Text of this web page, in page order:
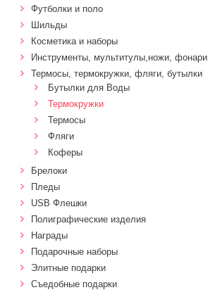
Футболки и поло
Шильды
Косметика и наборы
Инструменты, мультитулы,ножи, фонари
Термосы, термокружки, фляги, бутылки
Бутылки для Воды
Термокружки
Термосы
Фляги
Коферы
Брелоки
Пледы
USB Флешки
Полиграфические изделия
Награды
Подарочные наборы
Элитные подарки
Cъедобные подарки